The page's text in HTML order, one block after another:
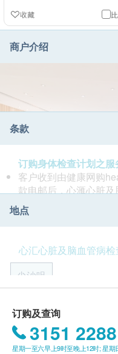
收藏
商户介绍
针对不同人士提供检查
两种致命的都市疾病。
透过促进健康生活习惯
条款
订购身体检查计划之服
客户收到由健康网购
款电邮后，心滙心脏
工作天的办公时间内
地点（电话：2779
客户必须于预约当天
认身份。
订购一经确认，不设更
及/或退款。
管病检查预防中心 保留
有效期：
本身体检查计划有效期
地点
心汇心脏及脑血管病
尖沙咀
尖沙咀汉口道28号亚太中
显示地图
订购及查询
3151 2288
星期一至六早上9时至晚上12时; 星